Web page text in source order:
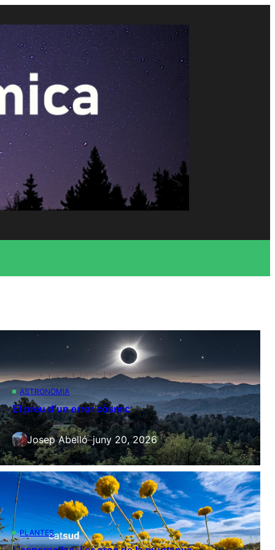
ASTRONOMIA
El preu d’un error còsmic
Josep Abelló–juny 20, 2026
PLANTES